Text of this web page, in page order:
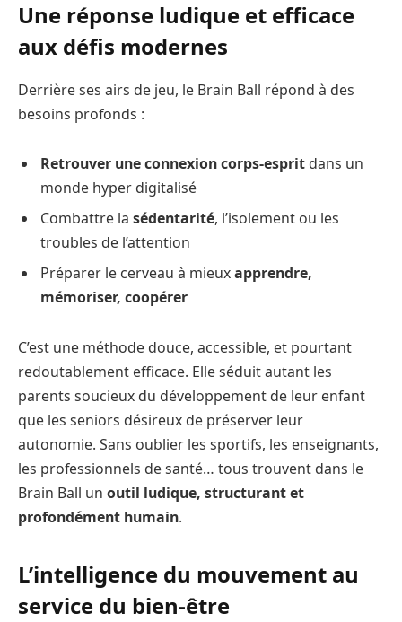
Une réponse ludique et efficace
aux défis modernes
Derrière ses airs de jeu, le Brain Ball répond à des
besoins profonds :
Retrouver une connexion corps-esprit dans un
monde hyper digitalisé
Combattre la sédentarité, l’isolement ou les
troubles de l’attention
Préparer le cerveau à mieuxapprendre,
mémoriser, coopérer
C’est une méthode douce, accessible, et pourtant
redoutablement efficace. Elle séduit autant les
parents soucieux du développement de leur enfant
que les seniors désireux de préserver leur
autonomie. Sans oublier les sportifs, les enseignants,
les professionnels de santé… tous trouvent dans le
Brain Ball un outil ludique, structurant et
profondément humain.
L’intelligence du mouvement au
service du bien-être